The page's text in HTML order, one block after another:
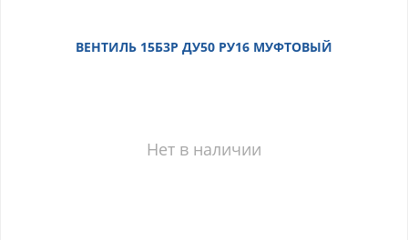
ВЕНТИЛЬ 15Б3Р ДУ50 РУ16 МУФТОВЫЙ
Нет в наличии